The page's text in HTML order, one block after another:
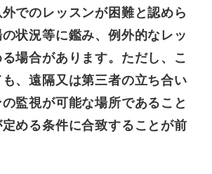
でのレッスンが困難と認めら
状況等に鑑み、例外的なレッ
場合があります。ただし、こ
、遠隔又は第三者の立ち合い
監視が可能な場所であること
める条件に合致することが前